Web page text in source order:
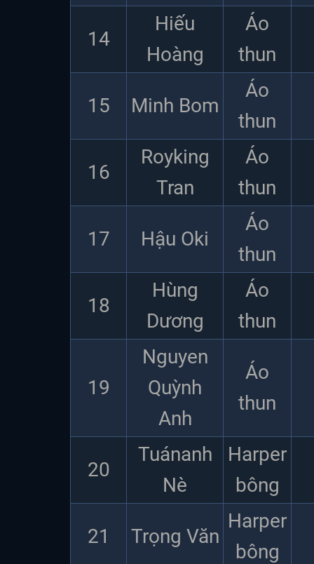
14
Hiếu
Hoàng
Áo
thun
15 Minh Bom
Áo
thun
16
Royking
Tran
Áo
thun
17 Hậu Oki
Áo
thun
18
Hùng
Dương
Áo
thun
19
Nguyen
Quỳnh
Anh
Áo
thun
20
Tuánanh
Nè
Harper
bông
21 Trọng Văn
Harper
bông